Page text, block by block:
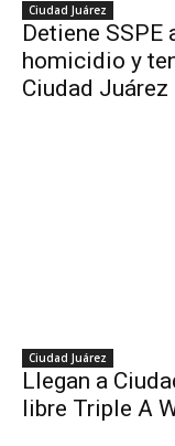
Ciudad Juárez
Detiene SSPE
homicidio y
Ciudad Juárez
Ciudad Juárez
Llegan a
libre Triple A